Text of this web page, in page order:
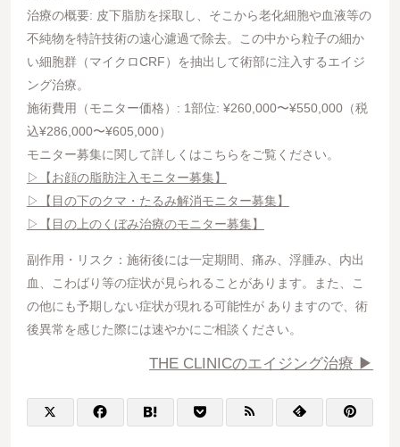
治療の概要: 皮下脂肪を採取し、そこから老化細胞や血液等の
不純物を特許技術の遠心濾過で除去。この中から粒子の細か
い細胞群（マイクロCRF）を抽出して術部に注入するエイジ
ング治療。
施術費用（モニター価格）: 1部位: ¥260,000〜¥550,000（税
込¥286,000〜¥605,000）
モニター募集に関して詳しくはこちらをご覧ください。
▷【お顔の脂肪注入モニター募集】
▷【目の下のクマ・たるみ解消モニター募集】
▷【目の上のくぼみ治療のモニター募集】
副作用・リスク：施術後には一定期間、痛み、浮腫み、内出
血、こわばり等の症状が見られることがあります。また、こ
の他にも予期しない症状が現れる可能性が ありますので、術
後異常を感じた際には速やかにご相談ください。
THE CLINICのエイジング治療 ▶︎